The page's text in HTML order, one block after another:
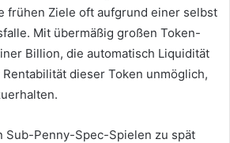
frühen Ziele oft aufgrund einer selbst
Mit übermäßig großen Token-
Billion, die automatisch Liquidität
dieser Token unmöglich,
Sub-Penny-Spec-Spielen zu spät